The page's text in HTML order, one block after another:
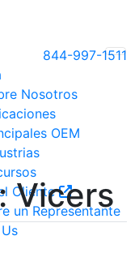
844-997-1511
Nosotros
OEM
Cliente
un Representante
Vicers